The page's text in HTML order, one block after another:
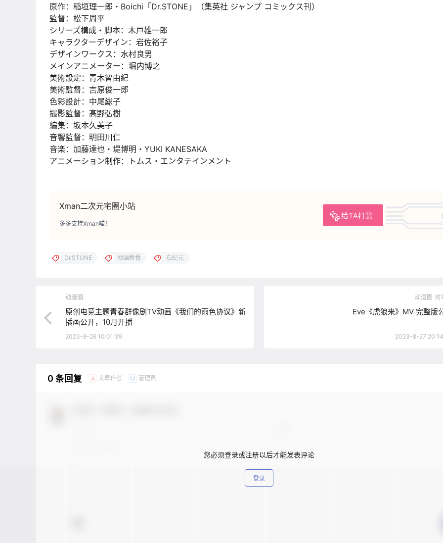
原作：稲垣理一郎・Boichi「Dr.STONE」（集英社 ジャンプ コミックス刊）
監督：松下周平
シリーズ構成・脚本：木戸雄一郎
キャラクターデザイン：岩佐裕子
デザインワークス：水村良男
メインアニメーター：堀内博之
美術設定：青木智由紀
美術監督：吉原俊一郎
色彩設計：中尾総子
撮影監督：髙野弘樹
編集：坂本久美子
音響監督：明田川仁
音楽：加藤達也・堤博明・YUKI KANESAKA
アニメーション制作：トムス・エンタテインメント
Xman二次元宅圈小站
给TA打赏
多多支持Xman喵！
Dr.STONE 动画新番 石纪元
动漫圈
原创电竞主题青春群像剧TV动画《我们的雨色协议》新
插画公开，10月开播
2023-8-26 10:01:39
动漫圈 时
Eve《虎狼来》MV 完整版
2023-8-27
0 条回复 A 文章作者 M 管理员
您必须登录或注册以后才能发表评论
登录